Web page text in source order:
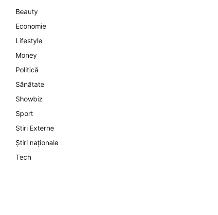
Beauty
Economie
Lifestyle
Money
Politică
Sănătate
Showbiz
Sport
Stiri Externe
Știri naționale
Tech